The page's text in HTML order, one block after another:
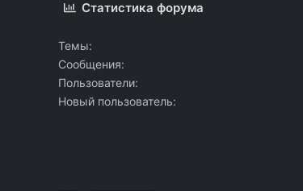
Статистика форума
Темы
Сообщения
Пользователи
Новый пользователь